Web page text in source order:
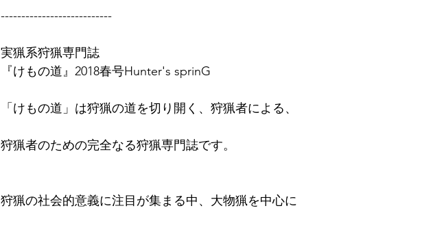
---------------------------
実猟系狩猟専門誌
『けもの道』2018春号Hunter's sprinG
「けもの道」は狩猟の道を切り開く、狩猟者による、
狩猟者のための完全なる狩猟専門誌です。
狩猟の社会的意義に注目が集まる中、大物猟を中心に